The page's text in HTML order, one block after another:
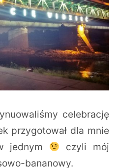
celebrację
przygotował dla mnie
jednym
czyli mój
bananowy.